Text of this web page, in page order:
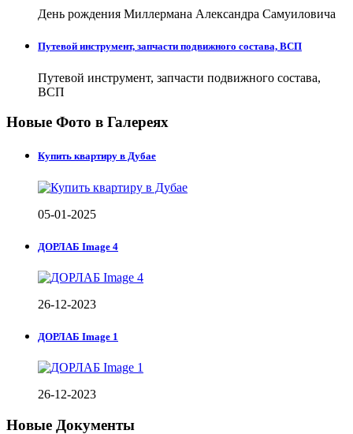
День рождения Миллермана Александра Самуиловича
Путевой инструмент, запчасти подвижного состава, ВСП
Путевой инструмент, запчасти подвижного состава,
ВСП
Новые Фото в Галереях
Купить квартиру в Дубае
05-01-2025
ДОРЛАБ Image 4
26-12-2023
ДОРЛАБ Image 1
26-12-2023
Новые Документы